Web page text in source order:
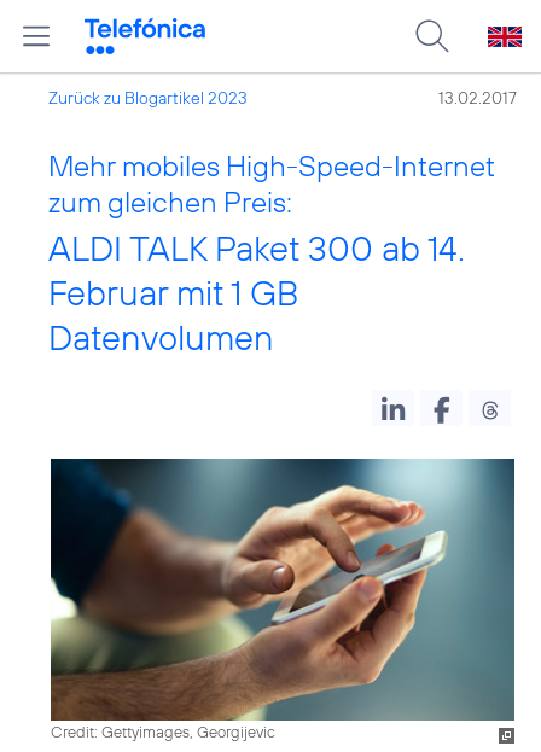
Zurück zu Blogartikel 2023 13.02.2017
Mehr mobiles High-Speed-Internet
zum gleichen Preis:
ALDI TALK Paket 300 ab 14.
Februar mit 1 GB
Datenvolumen
Credit: Gettyimages, Georgijevic